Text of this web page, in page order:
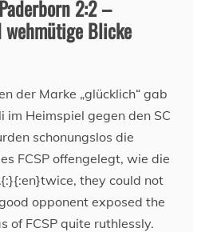
2:2 –
Blicke
der Marke „glücklich“ gab
im Heimspiel gegen den SC
schonungslos die
FCSP offengelegt, wie die
they could not
opponent exposed the
of FCSP quite ruthlessly.